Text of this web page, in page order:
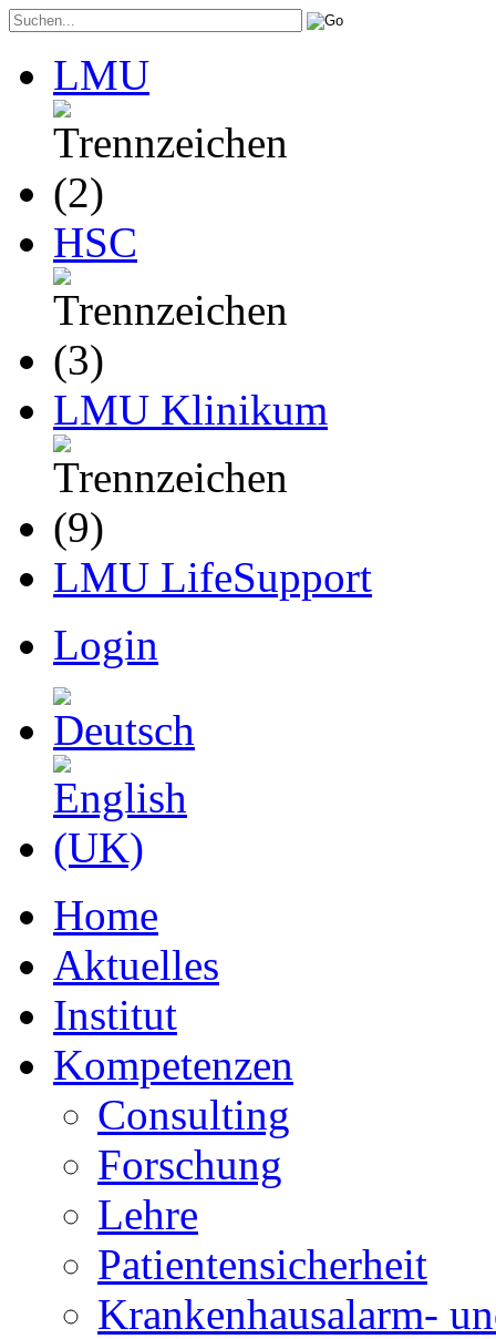
LMU
HSC
LMU Klinikum
LMU LifeSupport
Login
Home
Aktuelles
Institut
Kompetenzen
Consulting
Forschung
Lehre
Patientensicherheit
Krankenhausalarm-